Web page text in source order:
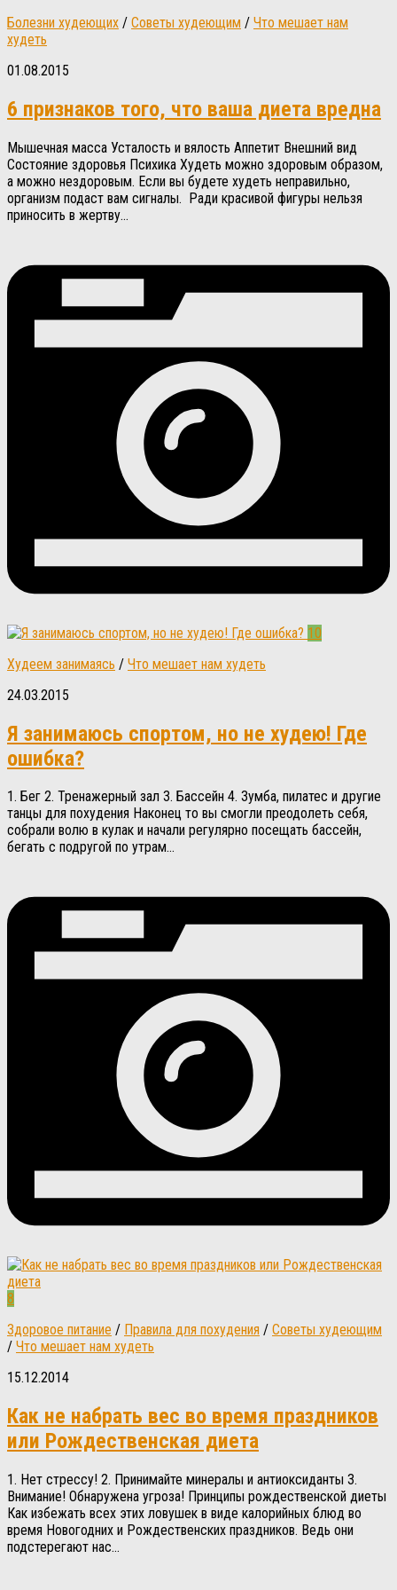
Болезни худеющих / Советы худеющим / Что мешает нам
худеть
01.08.2015
6 признаков того, что ваша диета вредна
Мышечная масса Усталость и вялость Аппетит Внешний вид
Состояние здоровья Психика Худеть можно здоровым образом,
а можно нездоровым. Если вы будете худеть неправильно,
организм подаст вам сигналы. Ради красивой фигуры нельзя
приносить в жертву...
10
Худеем занимаясь / Что мешает нам худеть
24.03.2015
Я занимаюсь спортом, но не худею! Где
ошибка?
1. Бег 2. Тренажерный зал 3. Бассейн 4. Зумба, пилатес и другие
танцы для похудения Наконец то вы смогли преодолеть себя,
собрали волю в кулак и начали регулярно посещать бассейн,
бегать с подругой по утрам...
8
Здоровое питание / Правила для похудения / Советы худеющим
/ Что мешает нам худеть
15.12.2014
Как не набрать вес во время праздников
или Рождественская диета
1. Нет стрессу! 2. Принимайте минералы и антиоксиданты 3.
Внимание! Обнаружена угроза! Принципы рождественской диеты
Как избежать всех этих ловушек в виде калорийных блюд во
время Новогодних и Рождественских праздников. Ведь они
подстерегают нас...